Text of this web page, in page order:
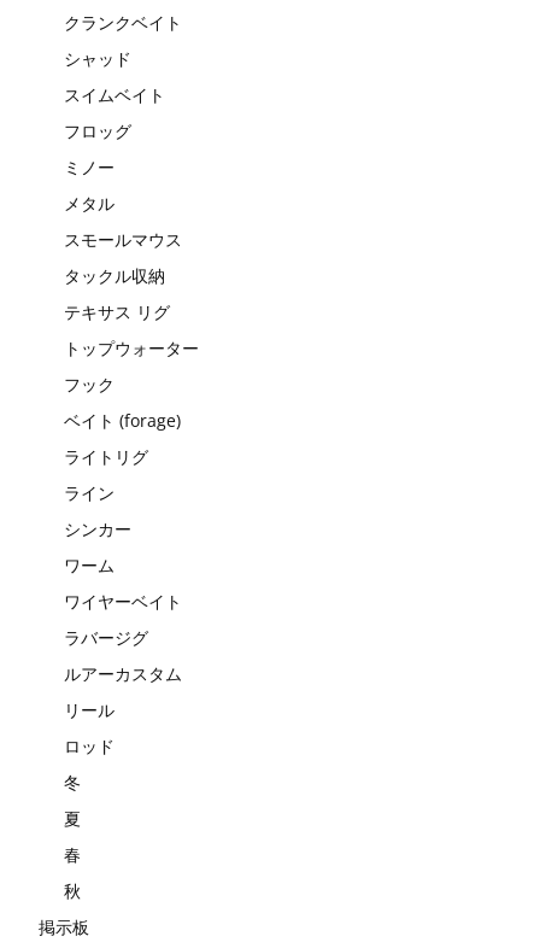
クランクベイト
シャッド
スイムベイト
フロッグ
ミノー
メタル
スモールマウス
タックル収納
テキサス リグ
トップウォーター
フック
ベイト (forage)
ライトリグ
ライン
シンカー
ワーム
ワイヤーベイト
ラバージグ
ルアーカスタム
リール
ロッド
冬
夏
春
秋
掲示板